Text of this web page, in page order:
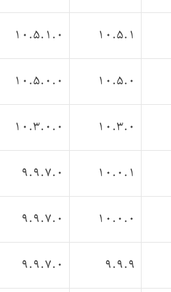
10.5.1
10.5.1.0
10.5.0
10.5.0.0
10.3.0
10.3.0.0
10.0.1
9.9.7.0
10.0.0
9.9.7.0
9.9.9
9.9.7.0